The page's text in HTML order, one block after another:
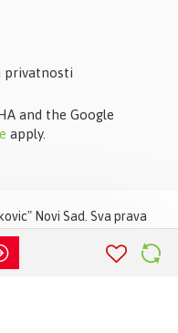
privatnosti
and the Google
apply.
Novi Sad. Sva prava
STIV Solutions